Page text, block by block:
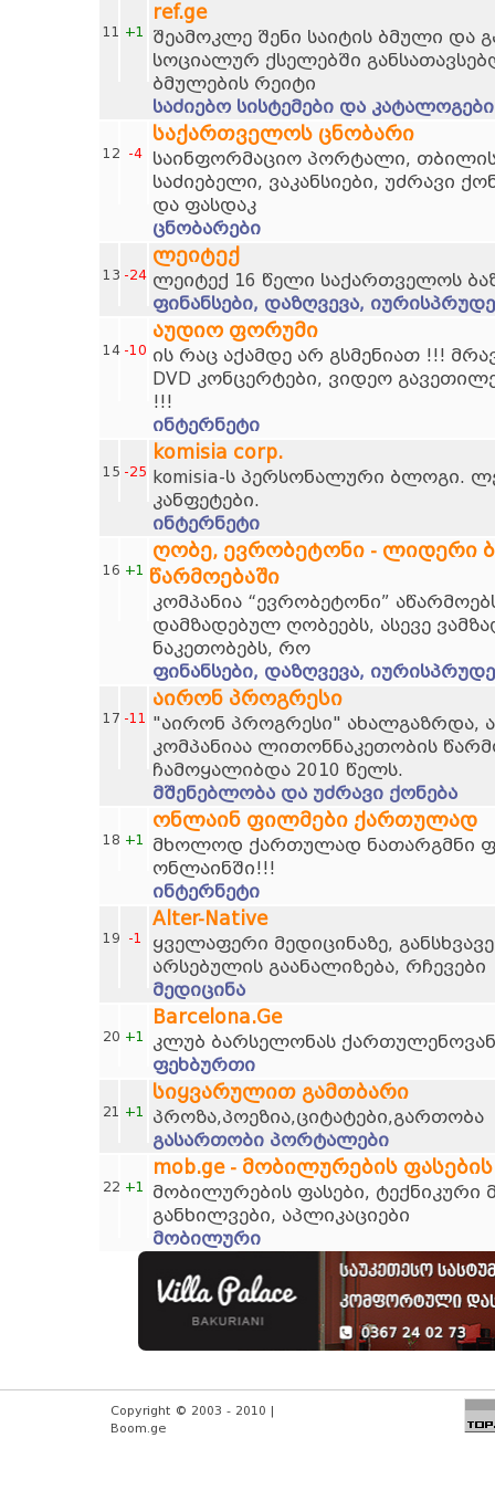
11 +1
ref.ge
შეამოკლე შენი საიტის ბმული და
სოციალურ ქსელებში
ბმულების რეიტი
საძიებო სისტემები და კატალოგები
12 -4
საქართველოს ცნობარი
საინფორმაციო პორტალი,
საძიებელი, ვაკანსიები, უძრავი
და ფასდაკ
ცნობარები
13 -24
ლეიტექ
ლეიტექ 16 წელი საქართველოს
ფინანსები, დაზღვევა,
14 -10
აუდიო ფორუმი
ის რაც აქამდე არ გსმენიათ !!!
DVD კონცერტები, ვიდეო
!!!
ინტერნეტი
15 -25
komisia corp.
komisia-ს პერსონალური ბლოგი.
კანფეტები.
ინტერნეტი
16 +1
ღობე, ევრობეტონი - ლიდერი
წარმოებაში
კომპანია “ევრობეტონი”
დამზადებულ ღობეებს, ასევე
ნაკეთობებს, რო
ფინანსები, დაზღვევა,
17 -11
აირონ პროგრესი
"აირონ პროგრესი" ახალგაზრდა,
კომპანიაა ლითონნაკეთობის
ჩამოყალიბდა 2010 წელს.
მშენებლობა და უძრავი ქონება
18 +1
ონლაინ ფილმები ქართულად
მხოლოდ ქართულად ნათარგმნი
ონლაინში!!!
ინტერნეტი
19 -1
Alter-Native
ყველაფერი მედიცინაზე,
არსებულის გაანალიზება, რჩევები
მედიცინა
20 +1
Barcelona.Ge
კლუბ ბარსელონას
ფეხბურთი
21 +1
სიყვარულით გამთბარი
პროზა,პოეზია,ციტატები,გართობა
გასართობი პორტალები
22 +1
mob.ge - მობილურების
მობილურების ფასები, ტექნიკური
განხილვები, აპლიკაციები
მობილური
Copyright © 2003 - 2010 |
Boom.ge